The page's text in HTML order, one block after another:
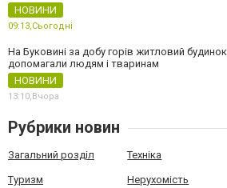
НОВИНИ
09:13, Сьогодні
На Буковині за добу горів житловий
допомагали людям і тваринам
НОВИНИ
13:10, Вчора
Рубрики новин
Загальний розділ Техніка
Туризм Нерухомість